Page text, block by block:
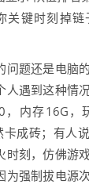
关键时刻掉
问题还是电脑
人遇到这种情
，内存16G，
成砖；有人
刻，仿佛游
为强制拔电源